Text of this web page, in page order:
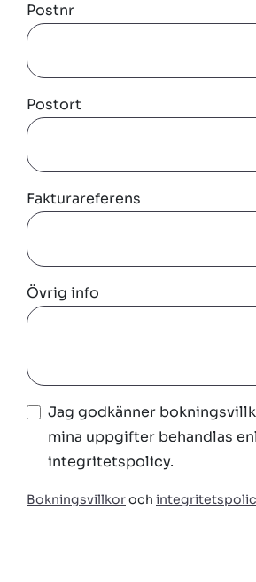
Postnr
Postort
Fakturareferens
Övrig info
Jag godkänner
mina uppgifter behandlas
integritetspolicy.
Bokningsvillkoroch